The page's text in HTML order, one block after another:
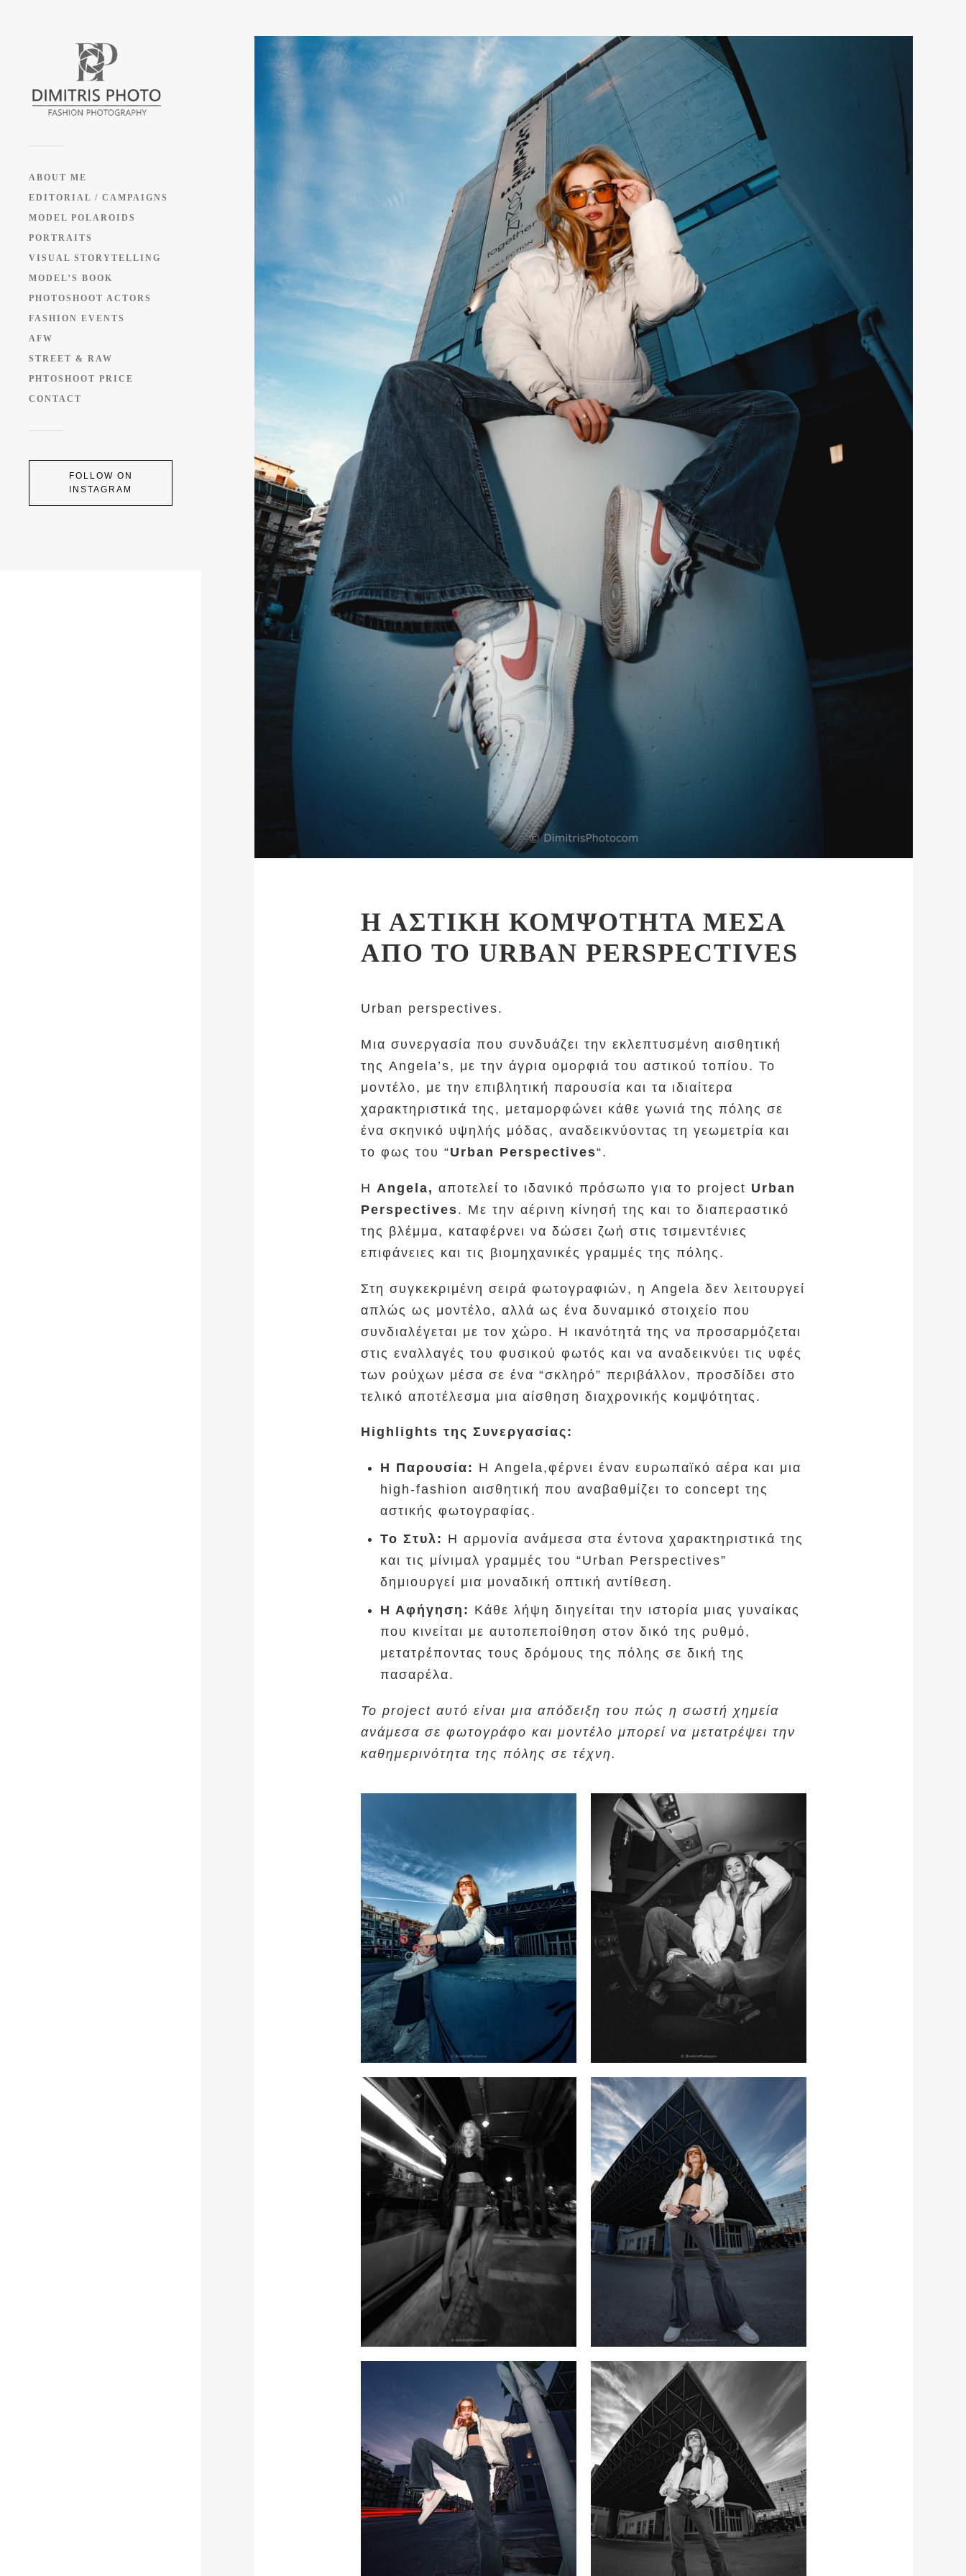
ABOUT ME
EDITORIAL / CAMPAIGNS
MODEL POLAROIDS
PORTRAITS
VISUAL STORYTELLING
MODEL’S BOOK
PHOTOSHOOT ACTORS
FASHION EVENTS
AFW
STREET & RAW
PHTOSHOOT PRICE
CONTACT
FOLLOW ON
INSTAGRAM
Η ΑΣΤΙΚΗ ΚΟΜΨΟΤΗΤΑ ΜΕΣΑ
ΑΠΟ ΤΟ URBAN PERSPECTIVES
Urban perspectives.
Μια συνεργασία που συνδυάζει την εκλεπτυσμένη αισθητική
της Angela’s, με την άγρια ομορφιά του αστικού τοπίου. Το
μοντέλο, με την επιβλητική παρουσία και τα ιδιαίτερα
χαρακτηριστικά της, μεταμορφώνει κάθε γωνιά της πόλης σε
ένα σκηνικό υψηλής μόδας, αναδεικνύοντας τη γεωμετρία και
το φως του “Urban Perspectives“.
Η Angela, αποτελεί το ιδανικό πρόσωπο για το project Urban
Perspectives. Με την αέρινη κίνησή της και το διαπεραστικό
της βλέμμα, καταφέρνει να δώσει ζωή στις τσιμεντένιες
επιφάνειες και τις βιομηχανικές γραμμές της πόλης.
Στη συγκεκριμένη σειρά φωτογραφιών, η Angela δεν λειτουργεί
απλώς ως μοντέλο, αλλά ως ένα δυναμικό στοιχείο που
συνδιαλέγεται με τον χώρο. Η ικανότητά της να προσαρμόζεται
στις εναλλαγές του φυσικού φωτός και να αναδεικνύει τις υφές
των ρούχων μέσα σε ένα “σκληρό” περιβάλλον, προσδίδει στο
τελικό αποτέλεσμα μια αίσθηση διαχρονικής κομψότητας.
Highlights της Συνεργασίας:
Η Παρουσία: Η Angela,φέρνει έναν ευρωπαϊκό αέρα και μια
high-fashion αισθητική που αναβαθμίζει το concept της
αστικής φωτογραφίας.
Το Στυλ: Η αρμονία ανάμεσα στα έντονα χαρακτηριστικά της
και τις μίνιμαλ γραμμές του “Urban Perspectives”
δημιουργεί μια μοναδική οπτική αντίθεση.
Η Αφήγηση: Κάθε λήψη διηγείται την ιστορία μιας γυναίκας
που κινείται με αυτοπεποίθηση στον δικό της ρυθμό,
μετατρέποντας τους δρόμους της πόλης σε δική της
πασαρέλα.
Το project αυτό είναι μια απόδειξη του πώς η σωστή χημεία
ανάμεσα σε φωτογράφο και μοντέλο μπορεί να μετατρέψει την
καθημερινότητα της πόλης σε τέχνη.